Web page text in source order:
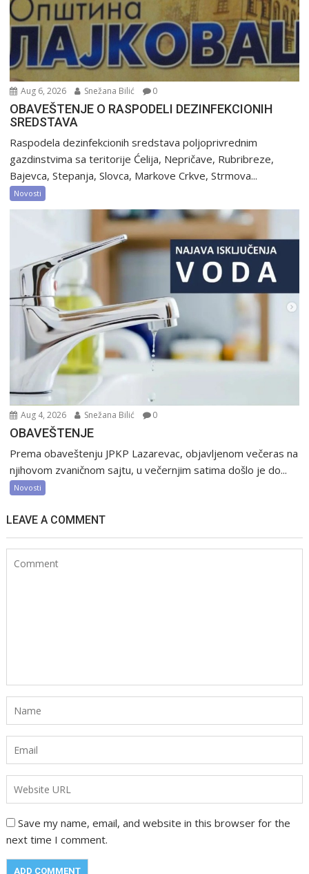
Aug 6, 2026 Snežana Bilić 0
OBAVEŠTENJE O RASPODELI DEZINFEKCIONIH
SREDSTAVA
Raspodela dezinfekcionih sredstava poljoprivrednim
gazdinstvima sa teritorije Ćelija, Nepričave, Rubribreze,
Bajevca, Stepanja, Slovca, Markove Crkve, Strmova...
Novosti
Aug 4, 2026 Snežana Bilić 0
OBAVEŠTENJE
Prema obaveštenju JPKP Lazarevac, objavljenom večeras na
njihovom zvaničnom sajtu, u večernjim satima došlo je do...
Novosti
LEAVE A COMMENT
Save my name, email, and website in this browser for the
next time I comment.